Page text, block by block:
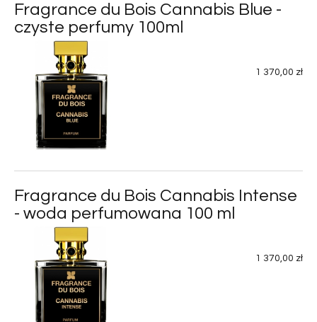
Fragrance du Bois Cannabis Blue -
czyste perfumy 100ml
1 370,00 zł
Fragrance du Bois Cannabis Intense
- woda perfumowana 100 ml
1 370,00 zł